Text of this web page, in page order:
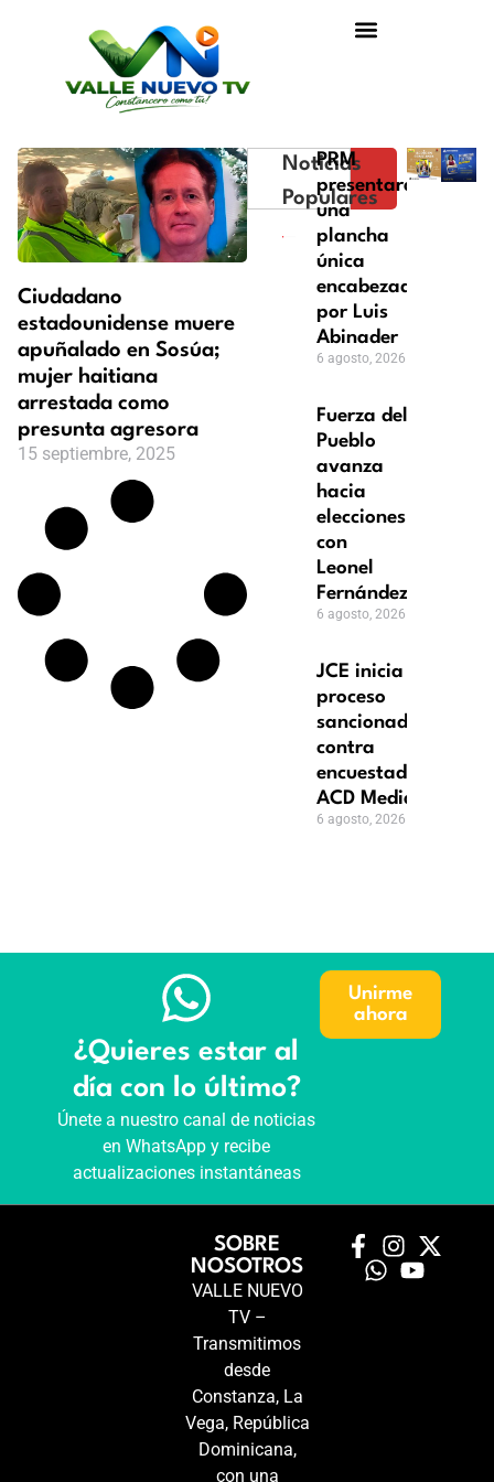
Ciudadano
estadounidense muere
apuñalado en Sosúa;
mujer haitiana
arrestada como
presunta agresora
15 septiembre, 2025
Noticias
Populares
PRM
presentará
una
plancha
única
encabezada
por Luis
Abinader
6 agosto, 2026
Fuerza del
Pueblo
avanza
hacia
elecciones
con
Leonel
Fernández
6 agosto, 2026
JCE inicia
proceso
sancionador
contra
encuestadora
ACD Media
6 agosto, 2026
¿Quieres estar al
día con lo último?
Únete a nuestro canal de noticias
en WhatsApp y recibe
actualizaciones instantáneas
Unirme
ahora
SOBRE
NOSOTROS
VALLE NUEVO
TV –
Transmitimos
desde
Constanza, La
Vega, República
Dominicana,
con una